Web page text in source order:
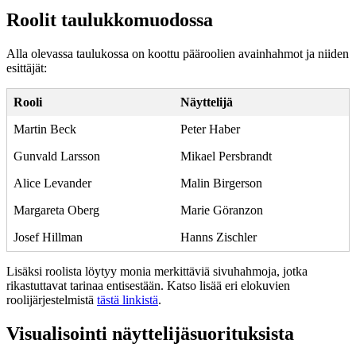
Roolit taulukkomuodossa
Alla olevassa taulukossa on koottu pääroolien avainhahmot ja niiden
esittäjät:
Rooli
Näyttelijä
Martin Beck
Peter Haber
Gunvald Larsson
Mikael Persbrandt
Alice Levander
Malin Birgerson
Margareta Oberg
Marie Göranzon
Josef Hillman
Hanns Zischler
Lisäksi roolista löytyy monia merkittäviä sivuhahmoja, jotka
rikastuttavat tarinaa entisestään. Katso lisää eri elokuvien
roolijärjestelmistä tästä linkistä.
Visualisointi näyttelijäsuorituksista